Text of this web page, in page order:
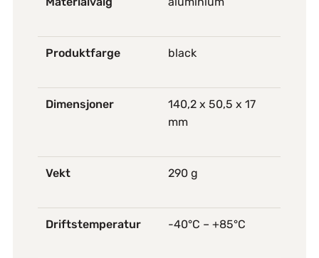
Produktfarge black
Dimensjoner
140,2 x 50,5 x 17
mm
Vekt 290 g
Driftstemperatur -40°C – +85°C